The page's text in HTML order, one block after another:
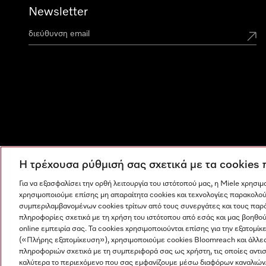
Newsletter
Η εταιρεία μας Όροι και Προϋποθέσεις Προστασία
Η τρέχουσα ρύθμισή σας σχετικά με τα
Για να εξασφαλίσει την ορθή λειτουργία του ιστότοπού μας, η Miele
χρησιμοποιούμε επίσης μη απαραίτητα cookies και τεχνολογίες
συμπεριλαμβανομένων cookies τρίτων από τους συνεργάτες και τους
πληροφορίες σχετικά με τη χρήση του ιστότοπου από εσάς και μας
online εμπειρία σας. Τα cookies χρησιμοποιούνται επίσης για την
(«Πλήρης εξατομίκευση»), χρησιμοποιούμε cookies Bloomreach και
πληροφοριών σχετικά με τη συμπεριφορά σας ως χρήστη, τις οποίες
καλύτερα το περιεχόμενο που σας εμφανίζουμε μέσω διαφόρων